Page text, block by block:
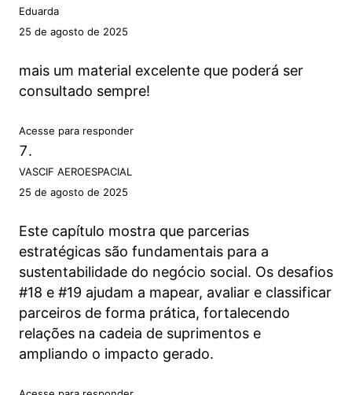
Eduarda
25 de agosto de 2025
mais um material excelente que poderá ser
consultado sempre!
Acesse para responder
VASCIF AEROESPACIAL
25 de agosto de 2025
Este capítulo mostra que parcerias
estratégicas são fundamentais para a
sustentabilidade do negócio social. Os desafios
#18 e #19 ajudam a mapear, avaliar e classificar
parceiros de forma prática, fortalecendo
relações na cadeia de suprimentos e
ampliando o impacto gerado.